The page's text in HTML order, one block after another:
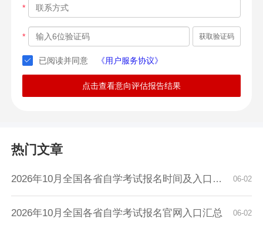
*
* 获取验证码
已阅读并同意 《用户服务协议》
点击查看意向评估报告结果
热门文章
06-02
2026年10月全国各省自学考试报名时间及入口汇总
06-02
2026年10月全国各省自学考试报名官网入口汇总